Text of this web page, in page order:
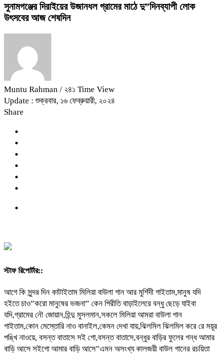
সুনামগঞ্জের দিরাইয়ের উজানধল গ্রামের মাঠে দু”দিনব্যাপী লোক
উৎসবের আজ শেষদিন
Muntu Rahman / ২৪১ Time View
Update : শুক্রবার, ১৬ ফেব্রুয়ারী, ২০২৪
Share
স্টাফ রিপোর্টার::
আগে কি সুন্দর দিন কাটাইতাম মিলিয়া বাউলা গান আর মুর্শিদী গাইতাম,মানুষ যদি
হইতে চাও”করো মানুষের ভজনা” কেন পিরীতি বাড়াইলেরে বন্ধু ছেড়ে যাইবা
যদি,গ্রামের নৌ জোয়ান,হিন্দু মুসলমান,সকলে মিলিয়া আমরা বাউলা গান
গাইতাম,কোন মেস্তোরি নাও বানাইল,কেমন দেখা যায়,ঝিলমিল ঝিলমিল করে রে ময়ূর
পঙ্খি নাওয়ে, বসন্ত বাতাসে সই গো,বসন্ত বাতাসে,বন্ধুর বাড়ির ফুলের গন্ধ আমার
বাড়ি আসে সইগো আমার বাড়ি আসে”এমন অসংখ্য কালজয়ী বাউল গানের রচয়িতা